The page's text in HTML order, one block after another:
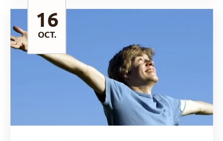
OCT.
DÉCOUVRIR
16